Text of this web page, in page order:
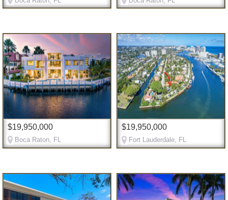
$19,950,000
Boca Raton, FL
$19,950,000
Fort Lauderdale, FL